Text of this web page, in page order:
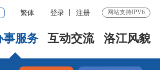
繁体 登录 注册 网站支持IPV6
事服务 互动交流 洛江风貌